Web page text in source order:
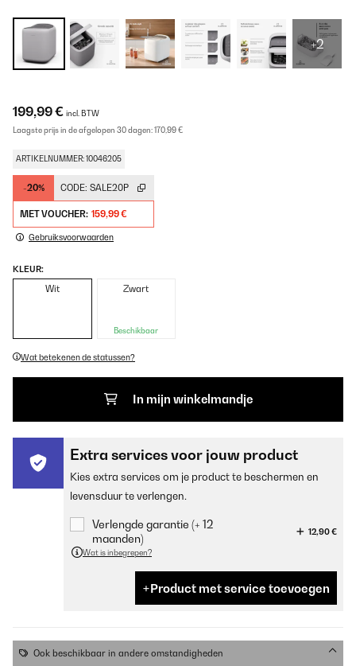
+2
199,99 € incl. BTW
Laagste prijs in de afgelopen 30 dagen:170,99 €
ARTIKELNUMMER: 10046205
-20% CODE: SALE20P
MET VOUCHER: 159,99 €
Gebruiksvoorwaarden
KLEUR:
Wit Zwart
Beschikbaar
Wat betekenen de statussen?
In mijn winkelmandje
Extra services voor jouw product
Kies extra services om je product te beschermen en
levensduur te verlengen.
Verlengde garantie (+ 12
maanden)
12,90 €
Wat is inbegrepen?
Product met service toevoegen
Ook beschikbaar in andere omstandigheden